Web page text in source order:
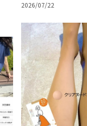
2026/07/22